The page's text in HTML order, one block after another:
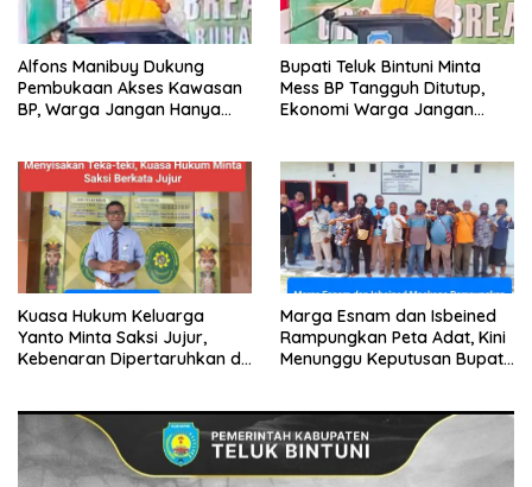
Alfons Manibuy Dukung
Pembukaan Akses Kawasan
BP, Warga Jangan Hanya
Bupati Teluk Bintuni Minta
Mess BP Tangguh Ditutup,
Ekonomi Warga Jangan
Kuasa Hukum Keluarga
Yanto Minta Saksi Jujur,
Kebenaran Dipertaruhkan di
Marga Esnam dan Isbeined
Rampungkan Peta Adat, Kini
Menunggu Keputusan Bupati